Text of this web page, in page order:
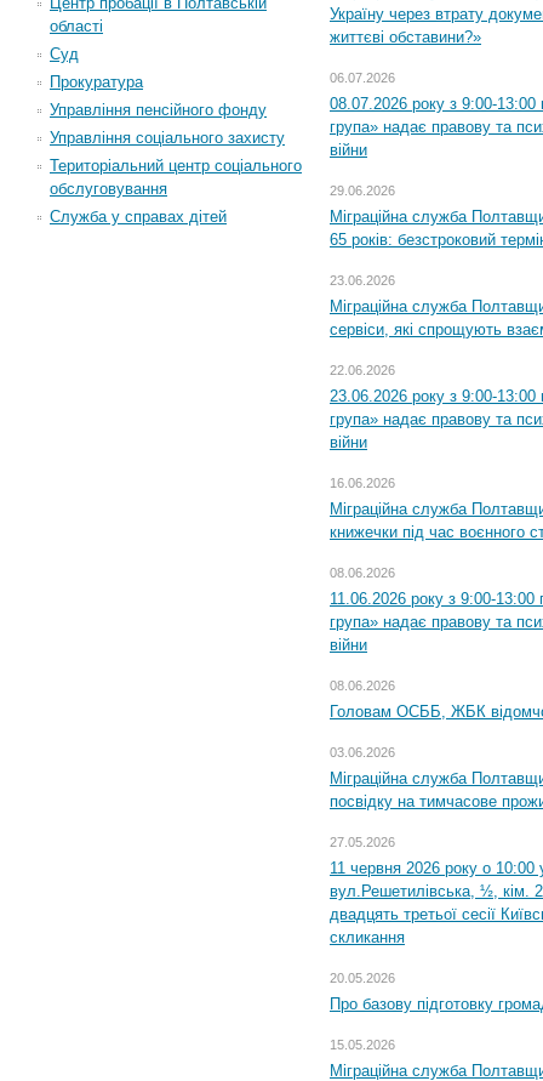
області
Суд
Прокуратура
Управління пенсійного фонду
Управління соціального захисту
Територіальний центр соціального
обслуговування
Служба у справах дітей
Україну через втрату
життєві обставини?»
06.07.2026
08.07.2026 року з 9:00-13:00
група» надає правову та
війни
29.06.2026
Міграційна служба
65 років: безстроковий
23.06.2026
Міграційна служба
сервіси, які спрощують
22.06.2026
23.06.2026 року з 9:00-13:00
група» надає правову та
війни
16.06.2026
Міграційна служба
книжечки під час воєнного
08.06.2026
11.06.2026 року з 9:00-13:00
група» надає правову та
війни
08.06.2026
Головам ОСББ, ЖБК
03.06.2026
Міграційна служба
посвідку на тимчасове
27.05.2026
11 червня 2026 року о 10:00
вул.Решетилівська, ½, кім.
двадцять третьої сесії
скликання
20.05.2026
Про базову підготовку
15.05.2026
Міграційна служба